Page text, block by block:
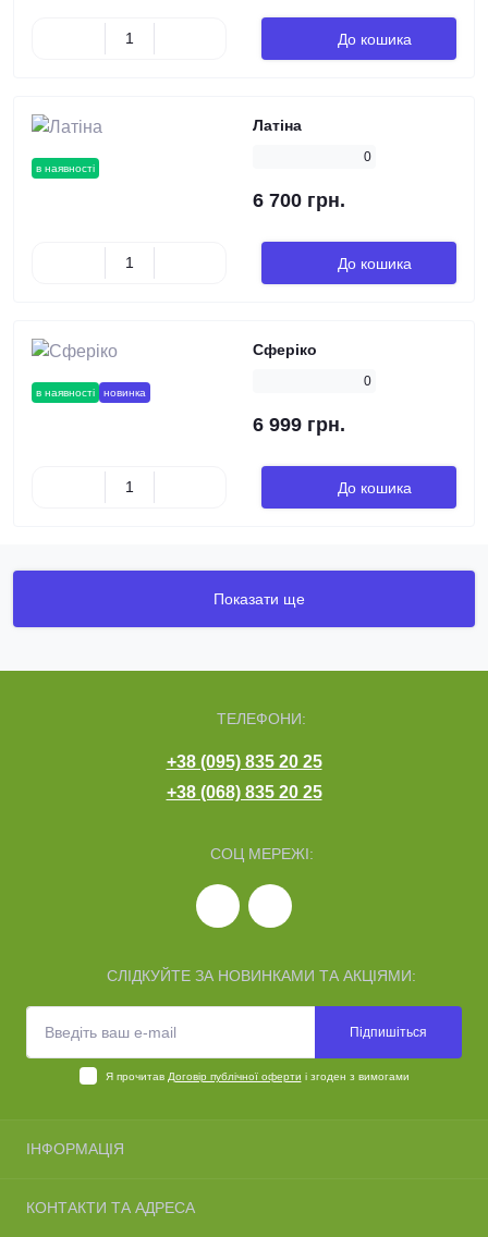
До кошика
в наявності
Латіна
0
6 700 грн.
До кошика
в наявності новинка
Сферіко
0
6 999 грн.
До кошика
Показати ще
ТЕЛЕФОНИ:
+38 (095) 835 20 25
+38 (068) 835 20 25
СОЦ МЕРЕЖІ:
СЛІДКУЙТЕ ЗА НОВИНКАМИ ТА АКЦІЯМИ:
Підпишіться
Я прочитав Договір публічної оферти і згоден з вимогами
ІНФОРМАЦІЯ
Доставка та оплата
КОНТАКТИ ТА АДРЕСА